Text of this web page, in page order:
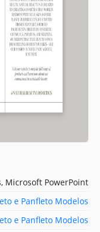
Microsoft PowerPoint
e Panfleto Modelos
e Panfleto Modelos